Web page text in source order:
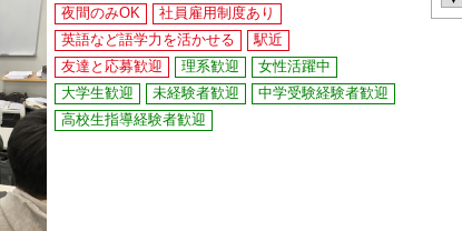
夜間のみOK
社員雇用制度あり
英語など語学力を活かせる
駅近
友達と応募歓迎
理系歓迎
女性活躍中
大学生歓迎
未経験者歓迎
中学受験経験者歓迎
高校生指導経験者歓迎